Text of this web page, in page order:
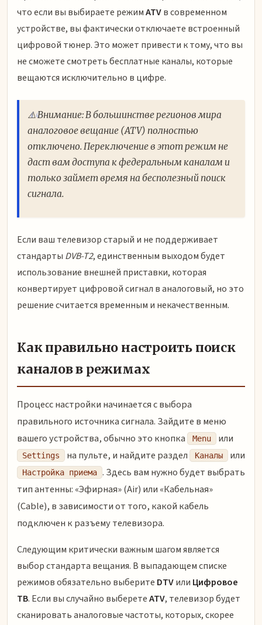
что если вы выбираете режимATVв современном
устройстве, вы фактически отключаете встроенный
цифровой тюнер. Это может привести к тому, что вы
не сможете смотреть бесплатные каналы, которые
вещаются исключительно в цифре.
⚠️ Внимание: В большинстве регионов мира
аналоговое вещание (ATV) полностью
отключено. Переключение в этот режим не
даст вам доступа к федеральным каналам и
только займет время на бесполезный поиск
сигнала.
Если ваш телевизор старый и не поддерживает
стандарты DVB-T2, единственным выходом будет
использование внешней приставки, которая
конвертирует цифровой сигнал в аналоговый, но это
решение считается временным и некачественным.
Как правильно настроить поиск
каналов в режимах
Процесс настройки начинается с выбора
правильного источника сигнала. Зайдите в меню
вашего устройства, обычно это кнопка
Menu или
Settings на пульте, и найдите раздел Каналы или
Настройка приема . Здесь вам нужно будет выбрать
тип антенны: «Эфирная» (Air) или «Кабельная»
(Cable), в зависимости от того, какой кабель
подключен к разъему телевизора.
Следующим критически важным шагом является
выбор стандарта вещания. В выпадающем списке
режимов обязательно выберите DTVили Цифровое
ТВ. Если вы случайно выберетеATV, телевизор будет
сканировать аналоговые частоты, которых, скорее